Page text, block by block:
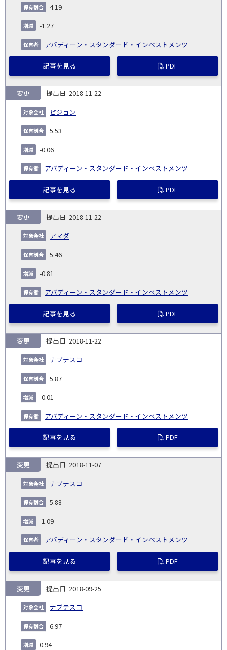
4.19
-1.27
アバディーン・スタンダード・インベストメンツ
記事を見る PDF
2018-11-22
ピジョン
変更
5.53
-0.06
アバディーン・スタンダード・インベストメンツ
記事を見る PDF
2018-11-22
アマダ
変更
5.46
-0.81
アバディーン・スタンダード・インベストメンツ
記事を見る PDF
2018-11-22
ナブテスコ
変更
5.87
-0.01
アバディーン・スタンダード・インベストメンツ
記事を見る PDF
2018-11-07
ナブテスコ
変更
5.88
-1.09
アバディーン・スタンダード・インベストメンツ
記事を見る PDF
2018-09-25
ナブテスコ
変更
6.97
0.94